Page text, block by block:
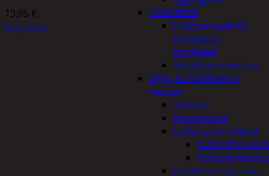
Lisälaitteet
Polttoainesäiliöt,
pumput ja
tarvikkeet
Vinssit ja varusteet
Öljyt, suodattimet ja
nesteet
Avaimet
Imupumput
Letkut ja tarvikkeet
Polttoaineletkut
Liuottimet, massat,
13,95 €
Lue Lisää